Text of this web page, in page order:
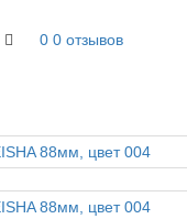
0 0 отзывов